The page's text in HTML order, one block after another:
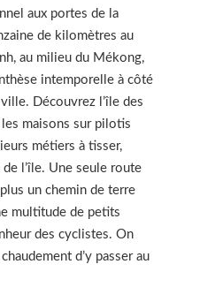
aux portes de la
de kilomètres au
au milieu du Mékong,
intemporelle à côté
Découvrez l’île des
maisons sur pilotis
métiers à tisser,
de l’île. Une seule route
un chemin de terre
multitude de petits
des cyclistes. On
d’y passer au